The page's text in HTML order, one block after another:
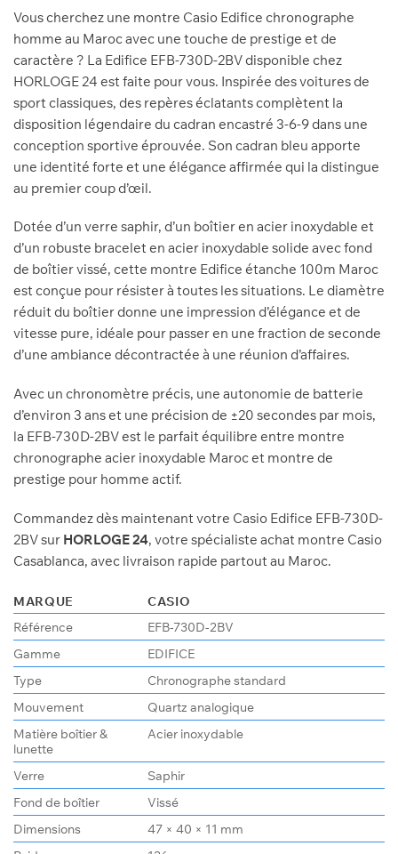
Vous cherchez une montre Casio Edifice chronographe
homme au Maroc avec une touche de prestige et de
caractère ? La Edifice EFB-730D-2BV disponible chez
HORLOGE 24 est faite pour vous. Inspirée des voitures de
sport classiques, des repères éclatants complètent la
disposition légendaire du cadran encastré 3-6-9 dans une
conception sportive éprouvée. Son cadran bleu apporte
une identité forte et une élégance affirmée qui la distingue
au premier coup d’œil.
Dotée d’un verre saphir, d’un boîtier en acier inoxydable et
d’un robuste bracelet en acier inoxydable solide avec fond
de boîtier vissé, cette montre Edifice étanche 100m Maroc
est conçue pour résister à toutes les situations. Le diamètre
réduit du boîtier donne une impression d’élégance et de
vitesse pure, idéale pour passer en une fraction de seconde
d’une ambiance décontractée à une réunion d’affaires.
Avec un chronomètre précis, une autonomie de batterie
d’environ 3 ans et une précision de ±20 secondes par mois,
la EFB-730D-2BV est le parfait équilibre entre montre
chronographe acier inoxydable Maroc et montre de
prestige pour homme actif.
Commandez dès maintenant votre Casio Edifice EFB-730D-
2BV sur HORLOGE 24, votre spécialiste achat montre Casio
Casablanca, avec livraison rapide partout au Maroc.
MARQUE
CASIO
Référence
EFB-730D-2BV
Gamme
EDIFICE
Type
Chronographe standard
Mouvement
Quartz analogique
Matière boîtier &
lunette
Acier inoxydable
Verre
Saphir
Fond de boîtier
Vissé
Dimensions
47 × 40 × 11 mm